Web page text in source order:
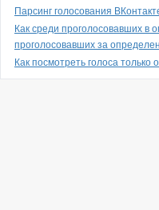
Парсинг голосования
Как среди проголосовавших в
проголосовавших за
Как посмотреть голоса только